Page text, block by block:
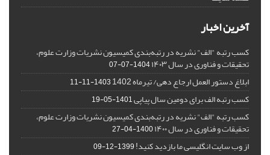
آخرین اخبار
کسب رتبه "الف" نشریه در رتبه‌بندی کمیسیون نشریات وزارت علوم،
تحقیقات و فناوری در سال ۱۴۰۳ 1404-07-07
ابلاغ دستور العمل ارجاع دهی/ تیرماه 1402 1403-11-11
کسب رتبه الف برای دومین سال پیاپی1401-05-19
کسب رتبه "الف" نشریه در رتبه‌بندی کمیسیون نشریات وزارت علوم،
تحقیقات و فناوری در سال ۱۴۰۰ 1400-04-27
از وب سایت انگلیسی ما بازدید کنید!1399-12-09